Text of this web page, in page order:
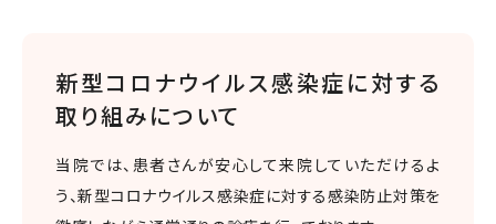
新型コロナウイルス感染症に対する
取り組みについて
当院では、患者さんが安心して来院していただけるよ
う、新型コロナウイルス感染症に対する感染防止対策を